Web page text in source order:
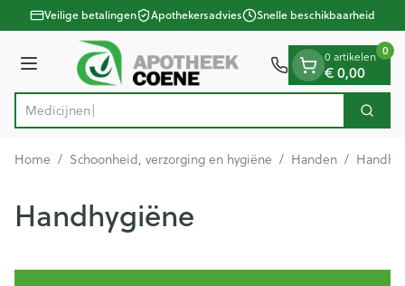
Ga naar de inhoud
1 van 1Veilige betalingen Apothekersadvies Snelle beschikbaarheid
Menu
Product, merk, categorie... Zoek
0 artikelen
€ 0,00
0
Home / Schoonheid, verzorging en hygiëne / Handen /
Handhygiëne